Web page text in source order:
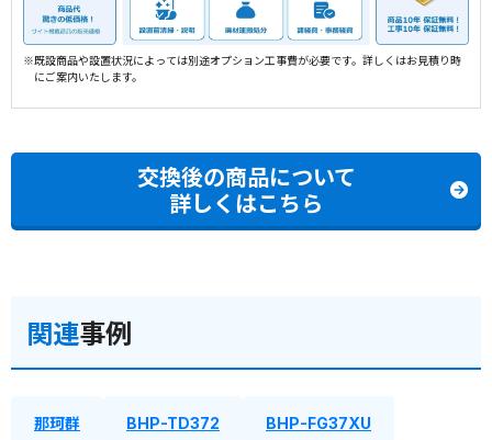
※既設商品や設置状況によっては別途オプション工事費が必要です。詳しくはお見積り時
にご案内いたします。
交換後の商品について
詳しくはこちら
関連事例
那珂群 BHP-TD372 BHP-FG37XU